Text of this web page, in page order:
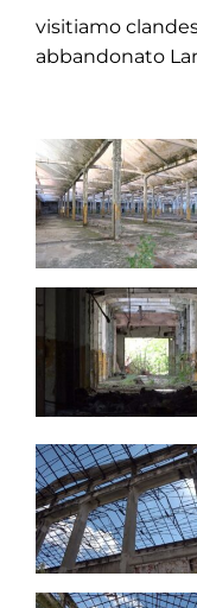
visitiamo
abbandonato